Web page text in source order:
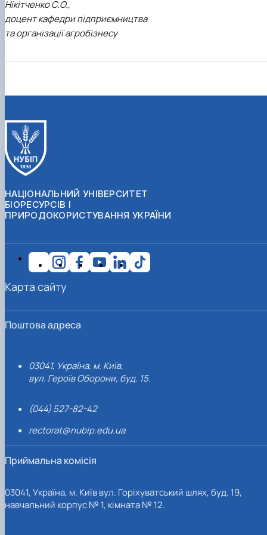
Нікітченко С.О.,
доцент кафедри підприємництва
та організації агробізнесу
НАЦІОНАЛЬНИЙ УНІВЕРСИТЕТ
БІОРЕСУРСІВ І
ПРИРОДОКОРИСТУВАННЯ УКРАЇНИ
Поштова адреса
03041, Україна, м. Київ,
вул. Героїв Оборони, буд. 15.
(044) 527-82-42
rectorat@nubip.edu.ua
Приймальна комісія
03041, Україна, м. Київ вул. Горіхуватський шлях, буд. 19,
навчальний корпус № 1, кімната № 12.
Карта сайту